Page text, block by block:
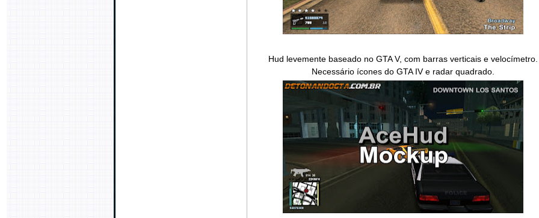
Hud levemente baseado no GTA V, com barras verticais e velocímetro.
Necessário ícones do GTA IV e radar quadrado.